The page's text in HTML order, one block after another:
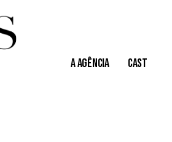
A Agência Cast